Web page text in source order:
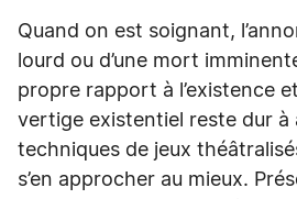
Quand on est soignant,
lourd ou d’une mort
propre rapport à l’existence
vertige existentiel reste dur à
techniques de jeux
s’en approcher au mieux.